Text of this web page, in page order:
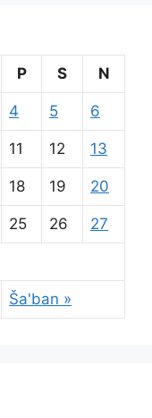
P S N
Ša'ban »
4 5 6
11 12 13
18 19 20
25 26 27